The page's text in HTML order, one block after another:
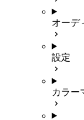
オーデ
設定
カラー